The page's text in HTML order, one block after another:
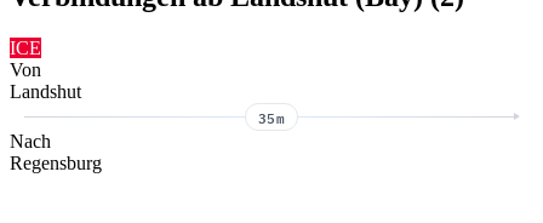
ICE
Von
Landshut
35m
Nach
Regensburg